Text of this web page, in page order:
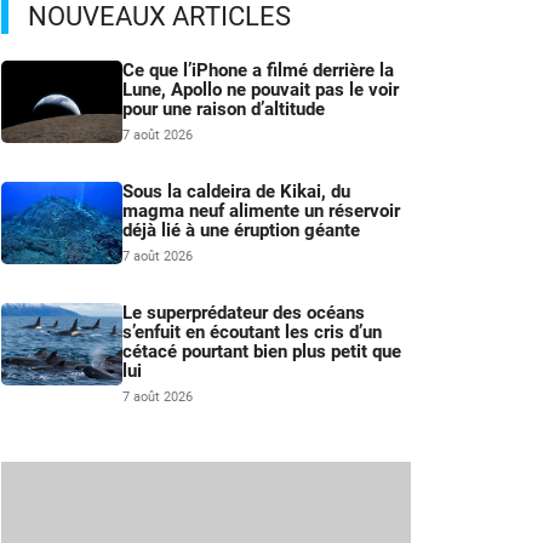
NOUVEAUX ARTICLES
Ce que l’iPhone a filmé derrière la
Lune, Apollo ne pouvait pas le voir
pour une raison d’altitude
7 août 2026
Sous la caldeira de Kikai, du
magma neuf alimente un réservoir
déjà lié à une éruption géante
7 août 2026
Le superprédateur des océans
s’enfuit en écoutant les cris d’un
cétacé pourtant bien plus petit que
lui
7 août 2026